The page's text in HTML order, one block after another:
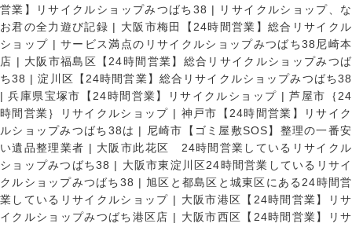
営業】リサイクルショップみつばち38 |
リサイクルショップ、な
お君の全力遊び記録 | 大阪市梅田【24時間営業】総合リサイクル
ショップ |サービス満点のリサイクルショップみつばち38尼崎本
店 | 大阪市福島区【24時間営業】総合リサイクルショップみつば
ち38 |淀川区【24時間営業】総合リサイクルショップみつばち38
|兵庫県宝塚市【24時間営業】リサイクルショップ |芦屋市｛24
時間営業｝リサイクルショップ | 神戸市【24時間営業】リサイク
ルショップみつばち38は |
尼崎市【ゴミ屋敷SOS】整理の一番安
い遺品整理業者 | 大阪市此花区 24時間営業しているリサイクル
ショップみつばち38 | 大阪市東淀川区24時間営業しているリサイ
クルショップみつばち38 | 旭区と都島区と城東区にある24時間営
業しているリサイクルショップ | 大阪市港区【24時間営業】リサ
イクルショップみつばち港区店 | 大阪市西区【24時間営業】リサ